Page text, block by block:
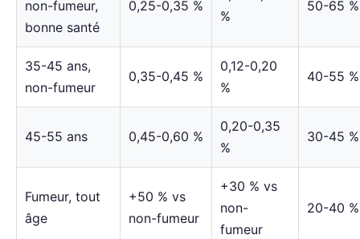
non-fumeur,
bonne santé
0,25-0,35 %
%
50-65 %
35-45 ans,
non-fumeur
0,35-0,45 %
0,12-0,20
%
40-55 %
45-55 ans 0,45-0,60 %
0,20-0,35
%
30-45 %
Fumeur, tout
âge
+50 % vs
non-fumeur
+30 % vs
non-
fumeur
20-40 %